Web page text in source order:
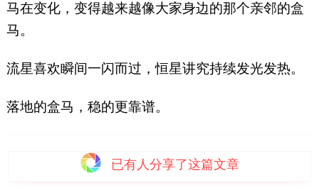
马在变化，变得越来越像大家身边的那个亲邻的盒
马。
流星喜欢瞬间一闪而过，恒星讲究持续发光发热。
落地的盒马，稳的更靠谱。
已有 人分享了这篇文章